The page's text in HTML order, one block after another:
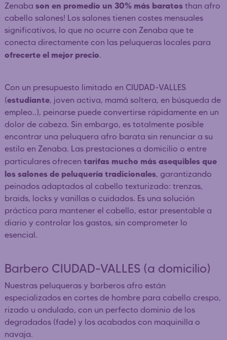
Zenaba son en promedio un 30% más baratos than afro
cabello salones! Los salones tienen costes mensuales
significativos, lo que no ocurre con Zenaba que te
conecta directamente con las peluqueras locales para
ofrecerte el mejor precio.
Con un presupuesto limitado en CIUDAD-VALLES
(estudiante, joven activa, mamá soltera, en búsqueda de
empleo..), peinarse puede convertirse rápidamente en un
dolor de cabeza. Sin embargo, es totalmente posible
encontrar una peluquera afro barata sin renunciar a su
estilo en Zenaba. Las prestaciones a domicilio o entre
particulares ofrecen tarifas mucho más asequibles que
los salones de peluquería tradicionales, garantizando
peinados adaptados al cabello texturizado: trenzas,
braids, locks y vanillas o cuidados. Es una solución
práctica para mantener el cabello, estar presentable a
diario y controlar los gastos, sin comprometer lo
esencial.
Barbero CIUDAD-VALLES (a domicilio)
Nuestras peluqueras y barberos afro están
especializados en cortes de hombre para cabello crespo,
rizado u ondulado, con un perfecto dominio de los
degradados (fade) y los acabados con maquinilla o
navaja.